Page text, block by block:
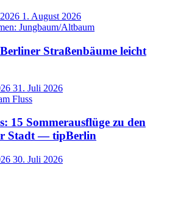
1. August 2026
Straßenbäume leicht
31. Juli 2026
15 Sommerausflüge zu den
Stadt — tipBerlin
30. Juli 2026